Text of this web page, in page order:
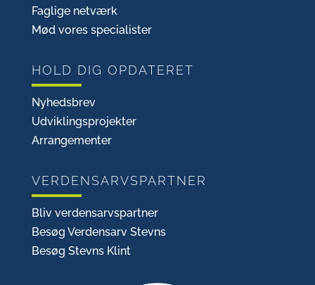
Faglige netværk
Mød vores specialister
HOLD DIG OPDATERET
Nyhedsbrev
Udviklingsprojekter
Arrangementer
VERDENSARVSPARTNER
Bliv verdensarvspartner
Besøg Verdensarv Stevns
Besøg Stevns Klint